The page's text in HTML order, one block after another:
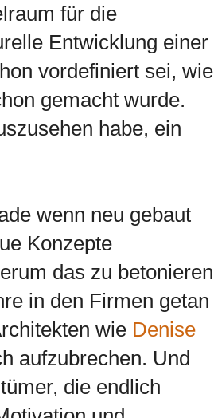
für die
Entwicklung einer
vordefiniert sei, wie
gemacht wurde.
habe, ein
wenn neu gebaut
Konzepte
das zu betonieren
in den Firmen getan
wie Denise
aufzubrechen. Und
die endlich